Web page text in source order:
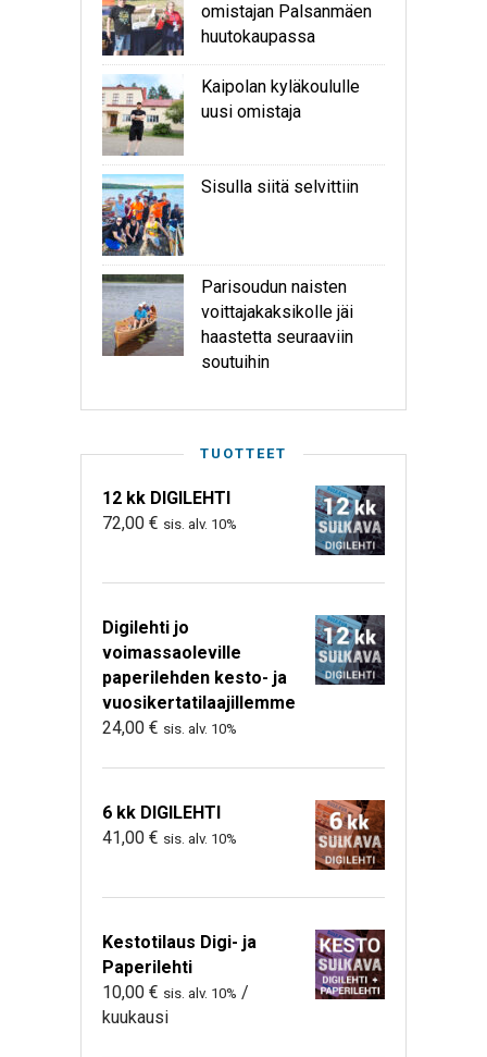
omistajan Palsanmäen
huutokaupassa
Kaipolan kyläkoululle
uusi omistaja
Sisulla siitä selvittiin
Parisoudun naisten
voittajakaksikolle jäi
haastetta seuraaviin
soutuihin
TUOTTEET
12 kk DIGILEHTI
72,00 € sis. alv. 10%
Digilehti jo
voimassaoleville
paperilehden kesto- ja
vuosikertatilaajillemme
24,00 € sis. alv. 10%
6 kk DIGILEHTI
41,00 € sis. alv. 10%
Kestotilaus Digi- ja
Paperilehti
10,00 € sis. alv. 10% /
kuukausi